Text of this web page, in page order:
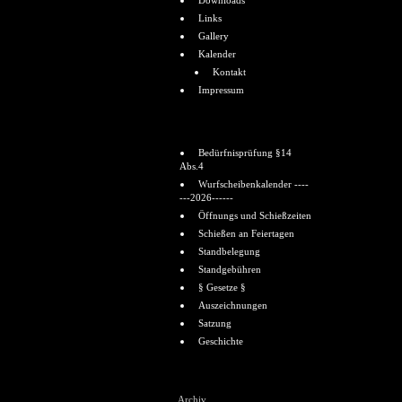
Links
Gallery
Kalender
Kontakt
Impressum
Bedürfnisprüfung §14
Abs.4
Wurfscheibenkalender ----
---2026------
Öffnungs und Schießzeiten
Schießen an Feiertagen
Standbelegung
Standgebühren
§ Gesetze §
Auszeichnungen
Satzung
Geschichte
Archiv